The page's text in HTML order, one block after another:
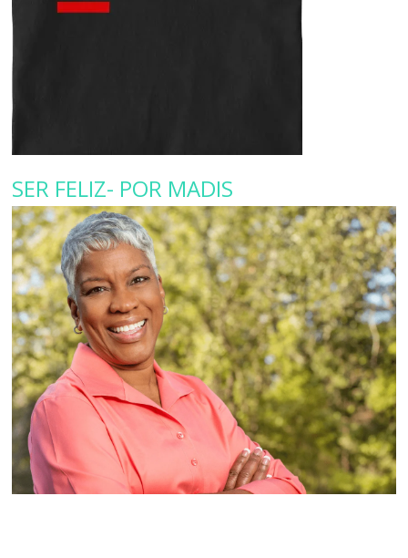
SER FELIZ- POR MADIS